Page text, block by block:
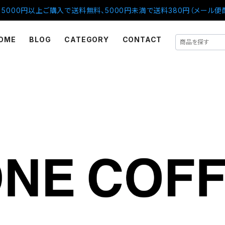
5000円以上ご購入で送料無料、5000円未満で送料380円（メール便
BLOG CATEGORY CONTACT